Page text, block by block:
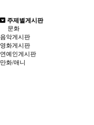
주제별게시판
문화
음악게시판
영화게시판
연예인게시판
만화/애니